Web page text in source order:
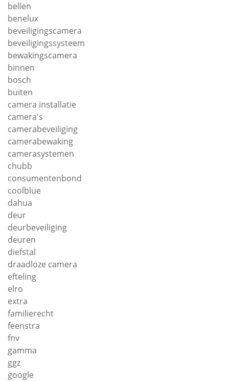
bellen
benelux
beveiligingscamera
beveiligingssysteem
bewakingscamera
binnen
bosch
buiten
camera installatie
camera's
camerabeveiliging
camerabewaking
camerasystemen
chubb
consumentenbond
coolblue
dahua
deur
deurbeveiliging
deuren
diefstal
draadloze camera
efteling
elro
extra
familierecht
feenstra
fnv
gamma
ggz
google